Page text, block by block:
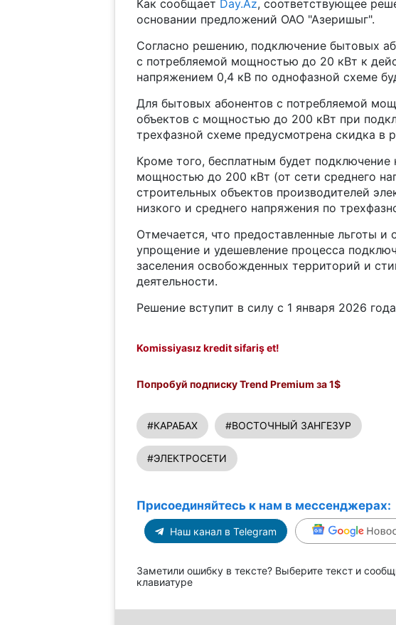
Как сообщает Day.Az, соответствующее
основании предложений ОАО "Азеришыг".
Согласно решению, подключение бытовых
с потребляемой мощностью до 20 кВт к
напряжением 0,4 кВ по однофазной схеме
Для бытовых абонентов с потребляемой
объектов с мощностью до 200 кВт при
трехфазной схеме предусмотрена скидка в
Кроме того, бесплатным будет
мощностью до 200 кВт (от сети среднего
строительных объектов производителей
низкого и среднего напряжения по
Отмечается, что предоставленные льготы и
упрощение и удешевление процесса
заселения освобожденных территорий и
деятельности.
Решение вступит в силу с 1 января 2026
Komissiyasız kredit sifariş et!
Попробуй подписку Trend Premium за 1$
#КАРАБАХ #ВОСТОЧНЫЙ ЗАНГЕЗУР
#ЭЛЕКТРОСЕТИ
Присоединяйтесь к нам в мессенджерах:
Наш канал в Telegram
Заметили ошибку в тексте? Выберите текст и
клавиатуре